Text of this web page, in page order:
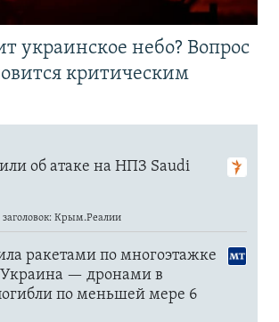
украинское небо? Вопрос
критическим